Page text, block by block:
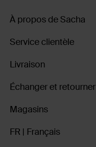
À propos de Sacha
Service clientèle
Livraison
Échanger et retourner
Magasins
FR | Français